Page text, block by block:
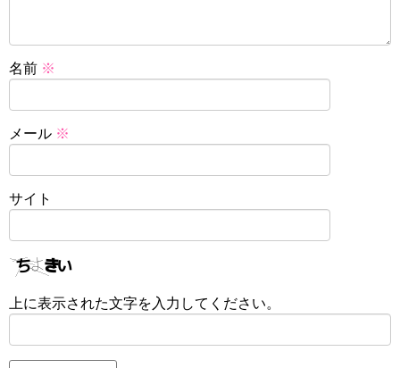
名前 ※
メール ※
サイト
上に表示された文字を入力してください。